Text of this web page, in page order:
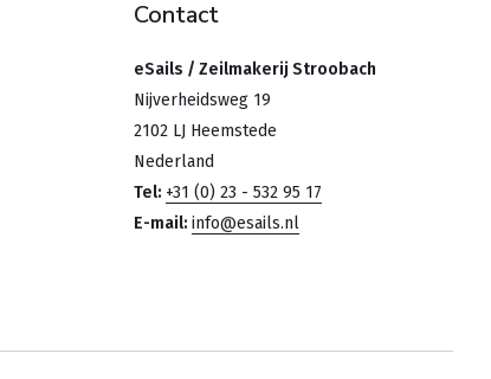
Contact
eSails / Zeilmakerij Stroobach
Nijverheidsweg 19
2102 LJ Heemstede
Nederland
Tel: +31 (0) 23 - 532 95 17
E-mail: info@esails.nl